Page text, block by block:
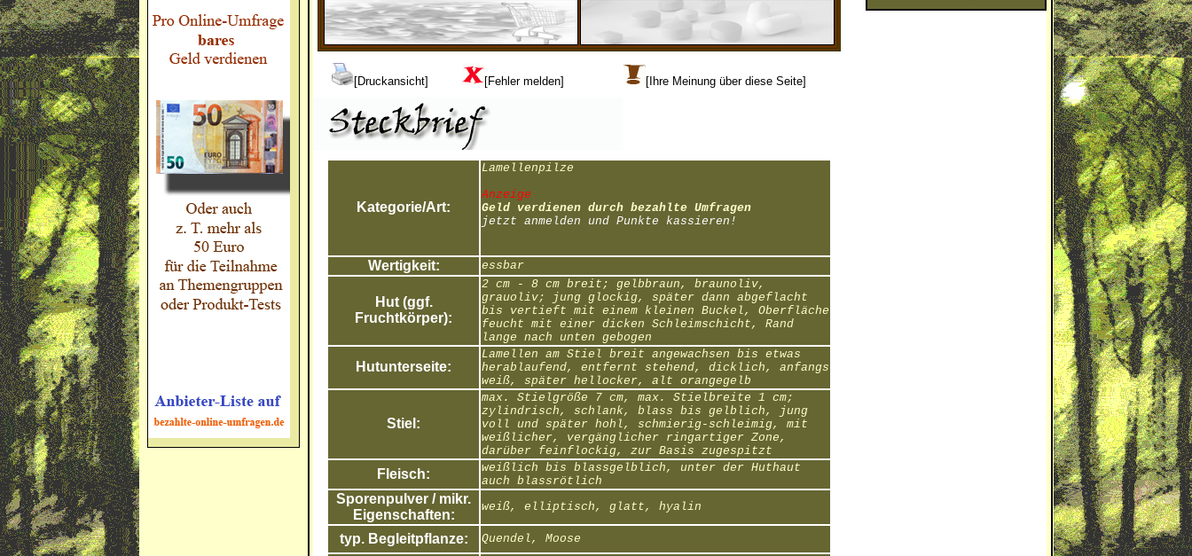
[Druckansicht] [Fehler melden] [Ihre Meinung über diese Seite]
Kategorie/Art:
Lamellenpilze
Anzeige
Geld verdienen durch bezahlte Umfragen
jetzt anmelden und Punkte kassieren!
Wertigkeit: essbar
Hut (ggf.
Fruchtkörper):
2 cm - 8 cm breit; gelbbraun, braunoliv,
grauoliv; jung glockig, später dann abgeflacht
bis vertieft mit einem kleinen Buckel, Oberfläche
feucht mit einer dicken Schleimschicht, Rand
lange nach unten gebogen
Hutunterseite:
Lamellen am Stiel breit angewachsen bis etwas
herablaufend, entfernt stehend, dicklich, anfangs
weiß, später hellocker, alt orangegelb
Stiel:
max. Stielgröße 7 cm, max. Stielbreite 1 cm;
zylindrisch, schlank, blass bis gelblich, jung
voll und später hohl, schmierig-schleimig, mit
weißlicher, vergänglicher ringartiger Zone,
darüber feinflockig, zur Basis zugespitzt
Fleisch:
weißlich bis blassgelblich, unter der Huthaut
auch blassrötlich
Sporenpulver / mikr.
Eigenschaften:
weiß, elliptisch, glatt, hyalin
typ. Begleitpflanze: Quendel, Moose